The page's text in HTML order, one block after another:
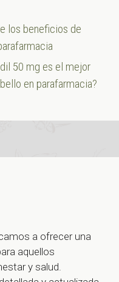
los beneficios de
50 mg es el mejor
en parafarmacia?
a ofrecer una
aquellos
y salud.